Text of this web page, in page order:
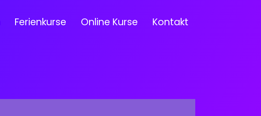
Ferienkurse Online Kurse Kontakt